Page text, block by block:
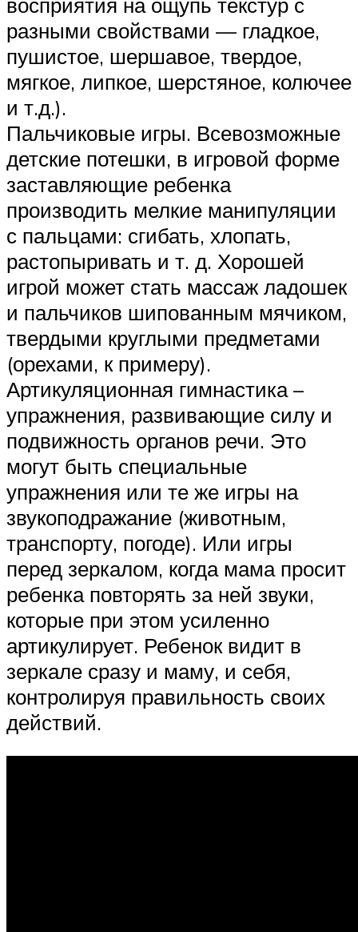
разными свойствами — гладкое,
пушистое, шершавое, твердое,
мягкое, липкое, шерстяное, колючее
и т.д.).
Пальчиковые игры. Всевозможные
детские потешки, в игровой форме
заставляющие ребенка
производить мелкие манипуляции
с пальцами: сгибать, хлопать,
растопыривать и т. д. Хорошей
игрой может стать массаж ладошек
и пальчиков шипованным мячиком,
твердыми круглыми предметами
(орехами, к примеру).
Артикуляционная гимнастика –
упражнения, развивающие силу и
подвижность органов речи. Это
могут быть специальные
упражнения или те же игры на
звукоподражание (животным,
транспорту, погоде). Или игры
перед зеркалом, когда мама просит
ребенка повторять за ней звуки,
которые при этом усиленно
артикулирует. Ребенок видит в
зеркале сразу и маму, и себя,
контролируя правильность своих
действий.